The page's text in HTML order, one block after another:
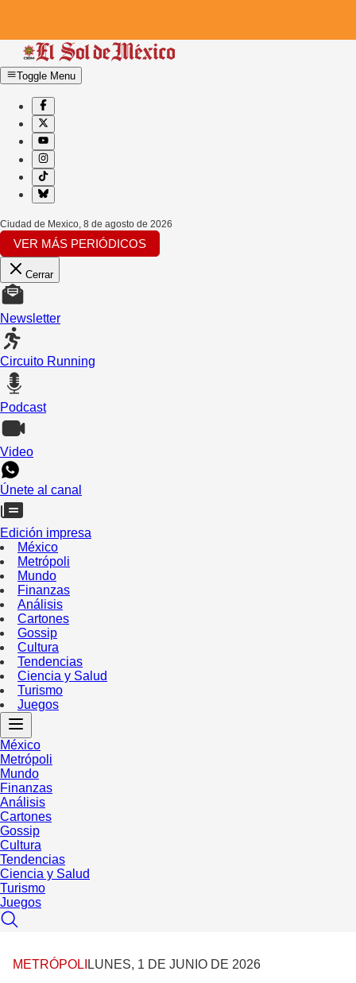
Toggle Menu
Ciudad de Mexico, 8 de agosto de 2026
VER MÁS PERIÓDICOS
Cerrar
Newsletter
Circuito Running
Podcast
Video
Únete al canal
Edición impresa
México
Metrópoli
Mundo
Finanzas
Análisis
Cartones
Gossip
Cultura
Tendencias
Ciencia y Salud
Turismo
Juegos
México
Metrópoli
Mundo
Finanzas
Análisis
Cartones
Gossip
Cultura
Tendencias
Ciencia y Salud
Turismo
Juegos
METRÓPOLI LUNES, 1 DE JUNIO DE 2026